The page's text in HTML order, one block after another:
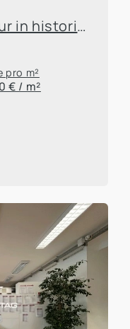
Modernste Architektur in historischem Kontext
pro m²
€ / m²